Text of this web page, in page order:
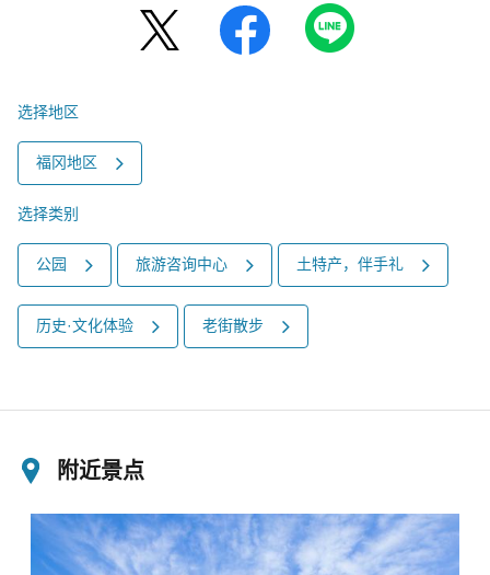
选择地区
福冈地区
选择类别
公园 旅游咨询中心 土特产，伴手礼
历史·文化体验 老街散步
附近景点